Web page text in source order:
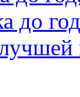
до